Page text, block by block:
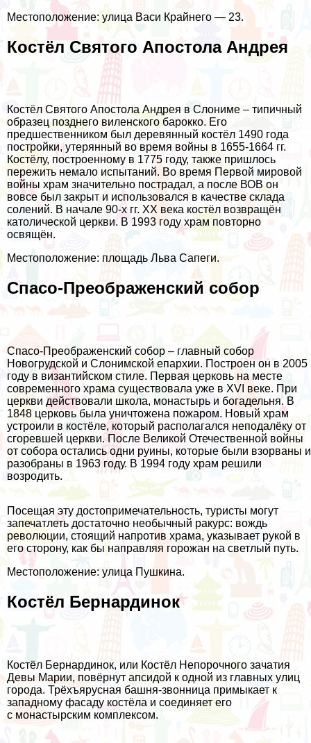
Местоположение: улица Васи Крайнего — 23.
Костёл Святого Апостола Андрея
Костёл Святого Апостола Андрея в Слониме – типичный
образец позднего виленского барокко. Его
предшественником был деревянный костёл 1490 года
постройки, утерянный во время войны в 1655-1664 гг.
Костёлу, построенному в 1775 году, также пришлось
пережить немало испытаний. Во время Первой мировой
войны храм значительно пострадал, а после ВОВ он
вовсе был закрыт и использовался в качестве склада
солений. В начале 90-х гг. XX века костёл возвращён
католической церкви. В 1993 году храм повторно
освящён.
Местоположение: площадь Льва Сапеги.
Спасо-Преображенский собор
Спасо-Преображенский собор – главный собор
Новогрудской и Слонимской епархии. Построен он в 2005
году в византийском стиле. Первая церковь на месте
современного храма существовала уже в XVI веке. При
церкви действовали школа, монастырь и богадельня. В
1848 церковь была уничтожена пожаром. Новый храм
устроили в костёле, который располагался неподалёку от
сгоревшей церкви. После Великой Отечественной войны
от собора остались одни руины, которые были взорваны и
разобраны в 1963 году. В 1994 году храм решили
возродить.
Посещая эту достопримечательность, туристы могут
запечатлеть достаточно необычный ракурс: вождь
революции, стоящий напротив храма, указывает рукой в
его сторону, как бы направляя горожан на светлый путь.
Местоположение: улица Пушкина.
Костёл Бернардинок
Костёл Бернардинок, или Костёл Непорочного зачатия
Девы Марии, повёрнут апсидой к одной из главных улиц
города. Трёхъярусная башня-звонница примыкает к
западному фасаду костёла и соединяет его
с монастырским комплексом.